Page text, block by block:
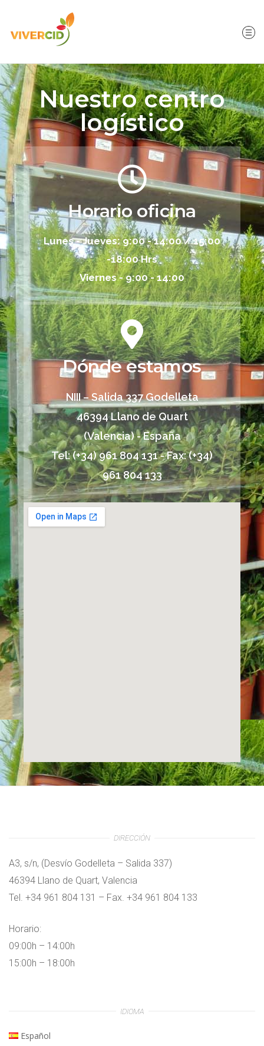
Nuestro centro
logístico
Horario oficina
Lunes - Jueves: 9:00 - 14:00 / 15:00
-18:00 Hrs
Viernes - 9:00 - 14:00
Dónde estamos
NIII – Salida 337 Godelleta
46394 Llano de Quart
(Valencia) - España
Tel: (+34) 961 804 131 - Fax: (+34)
961 804 133
DIRECCIÓN
A3, s/n, (Desvío Godelleta – Salida 337)
46394 Llano de Quart, Valencia
Tel. +34 961 804 131 – Fax. +34 961 804 133
Horario:
09:00h – 14:00h
15:00h – 18:00h
IDIOMA
Español